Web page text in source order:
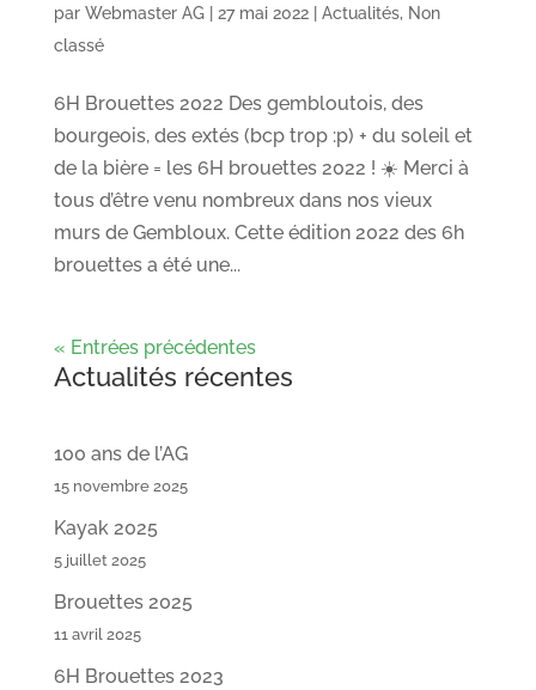
par Webmaster AG| 27 mai 2022| Actualités, Non
classé
6H Brouettes 2022 Des gembloutois, des
bourgeois, des extés (bcp trop :p) + du soleil et
de la bière = les 6H brouettes 2022 ! ☀️ Merci à
tous d’être venu nombreux dans nos vieux
murs de Gembloux. Cette édition 2022 des 6h
brouettes a été une...
« Entrées précédentes
Actualités récentes
100 ans de l’AG
15 novembre 2025
Kayak 2025
5 juillet 2025
Brouettes 2025
11 avril 2025
6H Brouettes 2023